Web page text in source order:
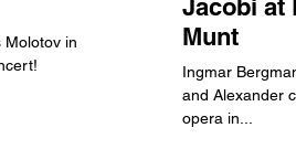
Molotov in
Jacobi at
Munt
Ingmar
and Alexander
opera in...